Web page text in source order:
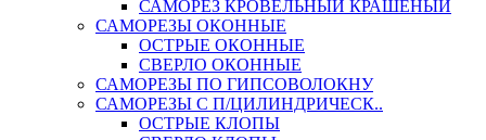
САМОРЕЗ КРОВЕЛЬНЫЙ КРАШЕНЫЙ
САМОРЕЗЫ ОКОННЫЕ
ОСТРЫЕ ОКОННЫЕ
СВЕРЛО ОКОННЫЕ
САМОРЕЗЫ ПО ГИПСОВОЛОКНУ
САМОРЕЗЫ С П/ЦИЛИНДРИЧЕСК..
ОСТРЫЕ КЛОПЫ